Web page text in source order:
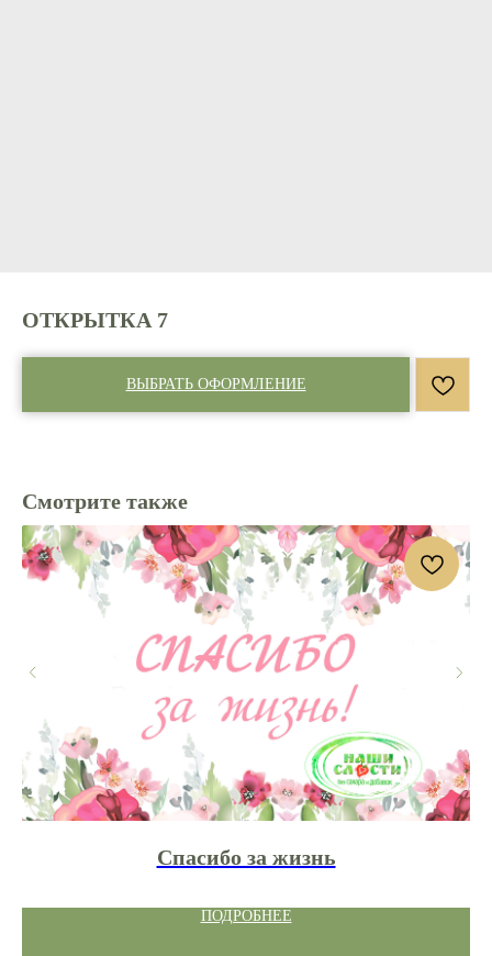
ОТКРЫТКА 7
ВЫБРАТЬ ОФОРМЛЕНИЕ
Смотрите также
Спасибо за жизнь
ПОДРОБНЕЕ